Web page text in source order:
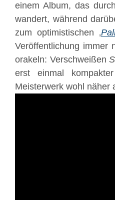
einem Album, das
wandert, während
zum optimistischen ‚
Veröffentlichung immer
orakeln: Verschweißen
erst einmal
Meisterwerk wohl näher